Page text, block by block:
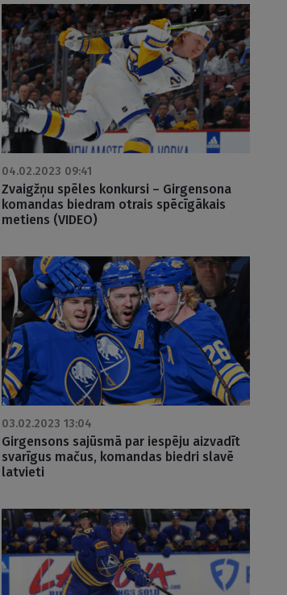
04.02.2023 09:41
Zvaigžņu spēles konkursi – Girgensona
komandas biedram otrais spēcīgākais
metiens (VIDEO)
03.02.2023 13:04
Girgensons sajūsmā par iespēju aizvadīt
svarīgus mačus, komandas biedri slavē
latvieti